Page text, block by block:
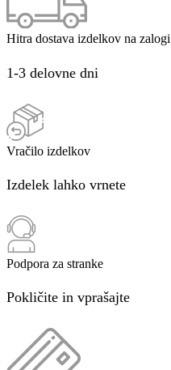
Hitra dostava izdelkov na zalogi
1-3 delovne dni
Vračilo izdelkov
Izdelek lahko vrnete
Podpora za stranke
Pokličite in vprašajte